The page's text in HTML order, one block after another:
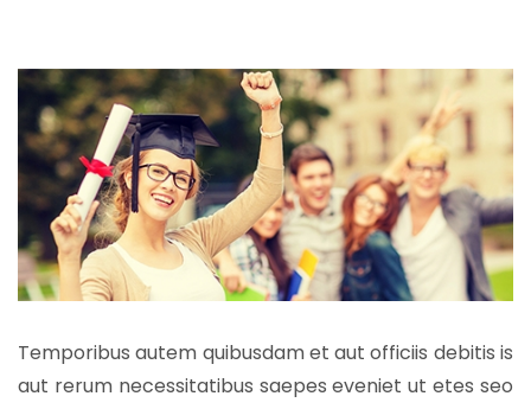
Temporibus autem quibusdam et aut officiis debitis is
aut rerum necessitatibus saepes eveniet ut etes seo